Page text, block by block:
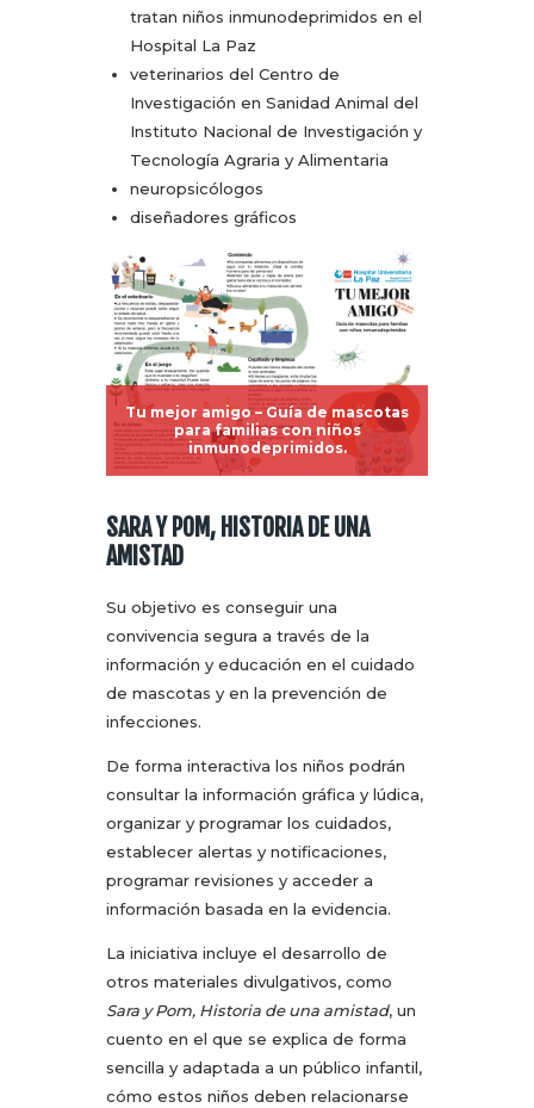
tratan niños inmunodeprimidos en el
Hospital La Paz
veterinarios del Centro de
Investigación en Sanidad Animal del
Instituto Nacional de Investigación y
Tecnología Agraria y Alimentaria
neuropsicólogos
diseñadores gráficos
Tu mejor amigo – Guía de mascotas
para familias con niños
inmunodeprimidos.
SARA Y POM, HISTORIA DE UNA
AMISTAD
Su objetivo es conseguir una
convivencia segura a través de la
información y educación en el cuidado
de mascotas y en la prevención de
infecciones.
De forma interactiva los niños podrán
consultar la información gráfica y lúdica,
organizar y programar los cuidados,
establecer alertas y notificaciones,
programar revisiones y acceder a
información basada en la evidencia.
La iniciativa incluye el desarrollo de
otros materiales divulgativos, como
Sara y Pom, Historia de una amistad, un
cuento en el que se explica de forma
sencilla y adaptada a un público infantil,
cómo estos niños deben relacionarse